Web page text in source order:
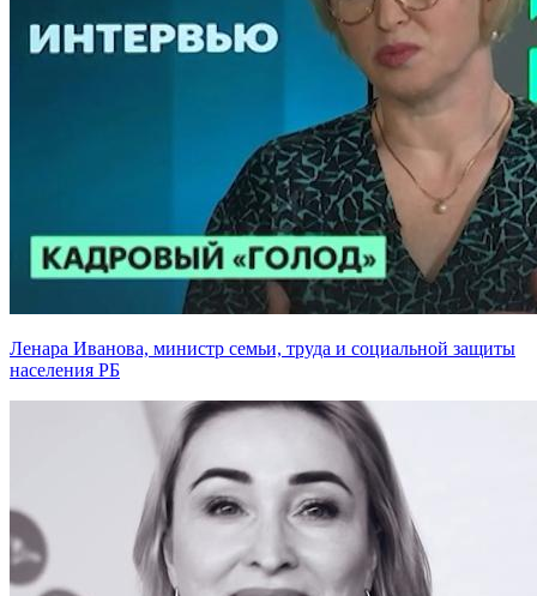
Ленара Иванова, министр семьи, труда и социальной защиты
населения РБ